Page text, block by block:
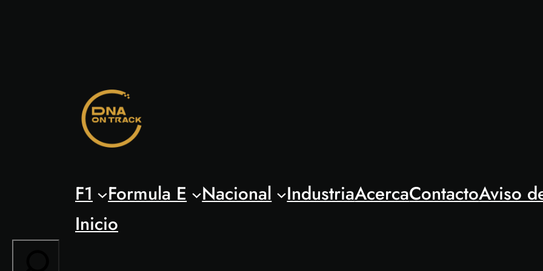
F1 Formula E Nacional IndustriaAcercaContactoAviso
Inicio